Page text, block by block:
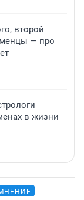
второй
— про
в жизни